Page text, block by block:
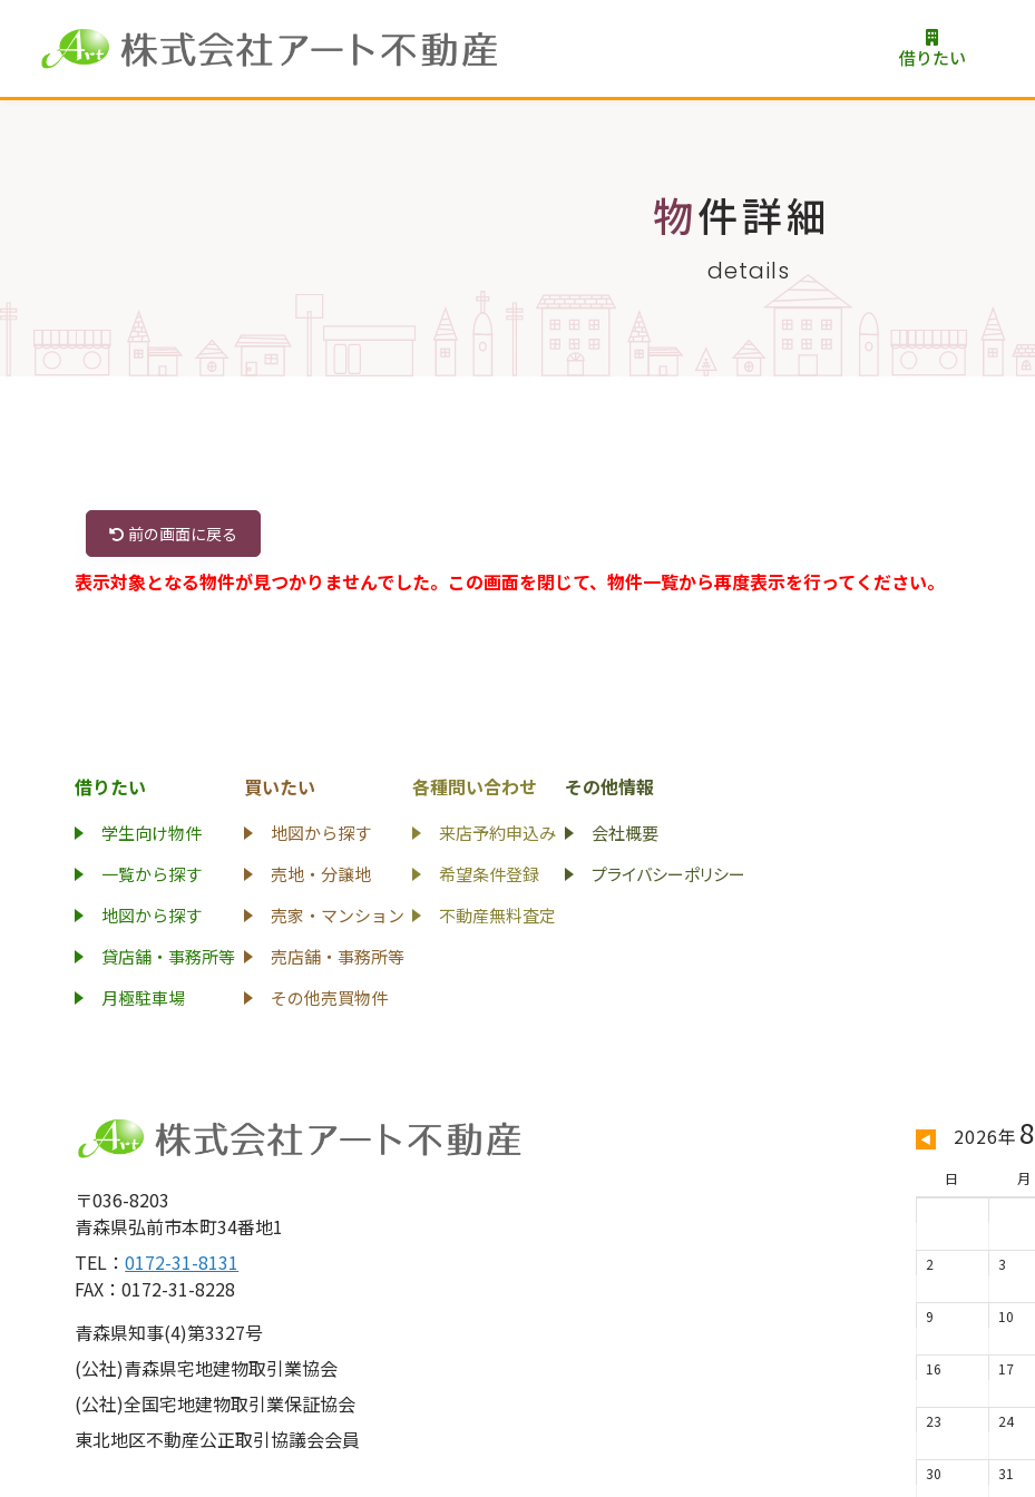
借りたい
物件詳細
details
前の画面に戻る
表示対象となる物件が見つかりませんでした。この画面を閉じて、物件一覧から再度表示を行ってください。
借りたい
学生向け物件
一覧から探す
地図から探す
貸店舗・事務所等
月極駐車場
買いたい
地図から探す
売地・分譲地
売家・マンション
売店舗・事務所等
その他売買物件
各種問い合わせ
来店予約申込み
希望条件登録
不動産無料査定
その他情報
会社概要
プライバシーポリシー
〒036-8203
青森県弘前市本町34番地1
TEL：0172-31-8131
FAX：0172-31-8228
青森県知事(4)第3327号
(公社)青森県宅地建物取引業協会
(公社)全国宅地建物取引業保証協会
東北地区不動産公正取引協議会会員
◀ 2026年 8
日 月
2 3
9 10
16 17
23 24
30 31